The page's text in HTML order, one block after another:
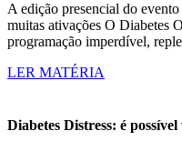
A edição presencial do
muitas ativações O Diabetes
programação imperdível,
LER MATÉRIA
Diabetes Distress: é possível